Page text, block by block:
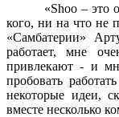
«Shoo – это
кого, ни на что не
«Самбатерии»
работает, мне
привлекают - и
пробовать
некоторые идеи,
вместе несколько